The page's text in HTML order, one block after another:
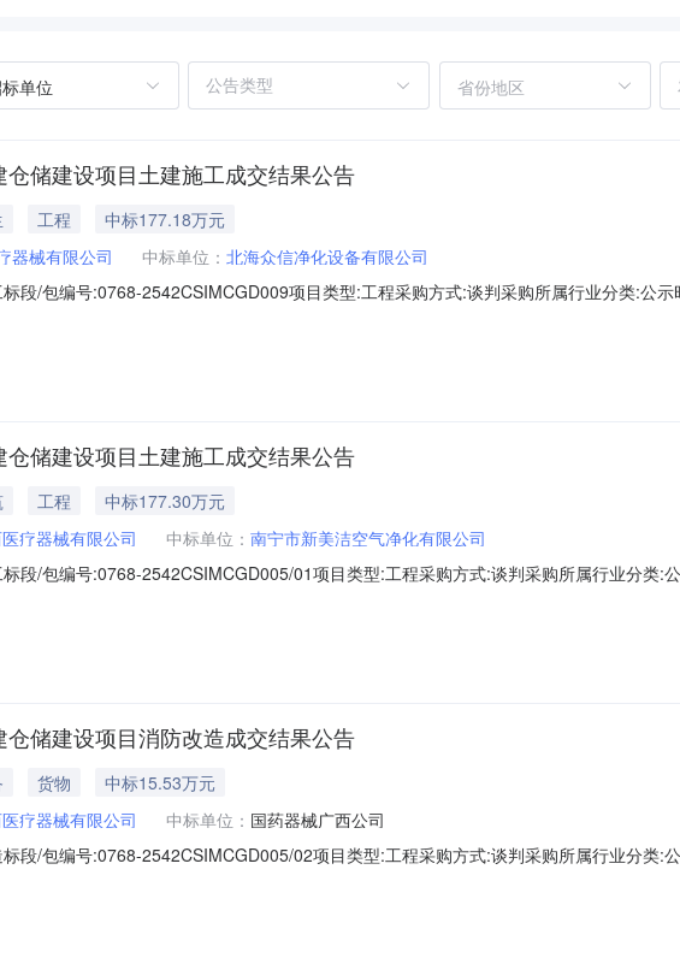
单位 省份地区
储建设项目土建施工成交结果公告
工程
中标177.18万元
器械有限公司 中标单位： 北海众信净化设备有限公司
段/包编号:0768-2542CSIMCGD009项目类型:工程采购方式:谈判采购所属行业分类:公
仓储建设项目土建施工成交结果公告（采购编号：0768-2542CSIMCGD009）一
储建设项目土建施工成交结果公告
工程
中标177.30万元
疗器械有限公司 中标单位： 南宁市新美洁空气净化有限公司
段/包编号:0768-2542CSIMCGD005/01项目类型:工程采购方式:谈判采购所属行业分类:
广西公司新建仓储建设项目土建施工成交结果公告（采购编号：0768-2542CSIMCGD
储建设项目消防改造成交结果公告
货物
中标15.53万元
疗器械有限公司 中标单位： 国药器械广西公司
段/包编号:0768-2542CSIMCGD005/02项目类型:工程采购方式:谈判采购所属行业分类:
司新建仓储建设项目消防改造成交结果公告（采购编号：0768-2542CSIMCGD0